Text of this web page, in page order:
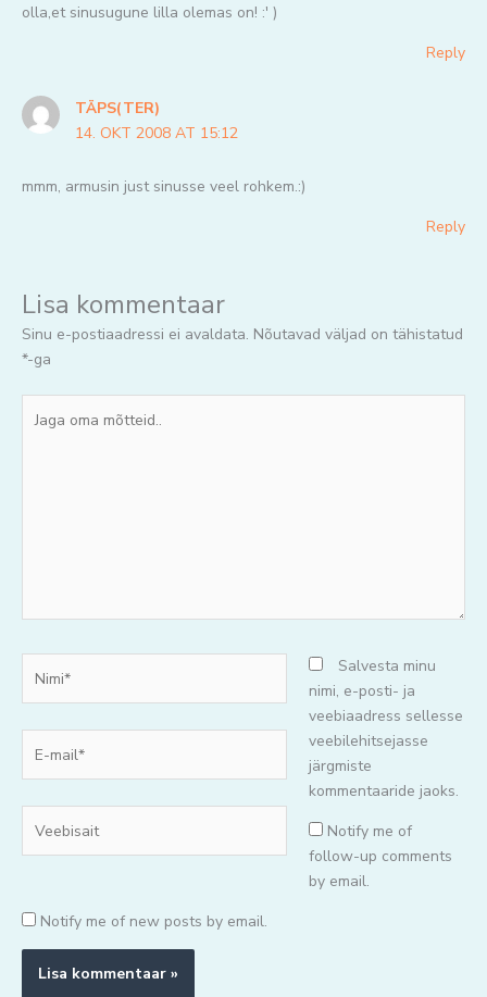
olla,et sinusugune lilla olemas on! :' )
Reply
TÄPS(TER)
14. OKT 2008 AT 15:12
mmm, armusin just sinusse veel rohkem.:)
Reply
Lisa kommentaar
Sinu e-postiaadressi ei avaldata. Nõutavad väljad on tähistatud
*-ga
oma
mail*
Salvesta minu
nimi, e-posti- ja
veebiaadress sellesse
veebilehitsejasse
järgmiste
kommentaaride jaoks.
Notify me of
follow-up comments
by email.
Notify me of new posts by email.